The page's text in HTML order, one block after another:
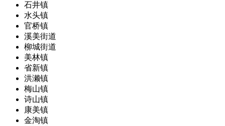
石井镇
水头镇
官桥镇
溪美街道
柳城街道
美林镇
省新镇
洪濑镇
梅山镇
诗山镇
康美镇
金淘镇